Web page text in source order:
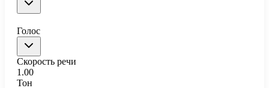
Голос
Скорость речи
1.00
Тон